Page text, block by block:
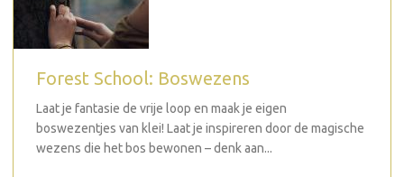
Forest School: Boswezens
Laat je fantasie de vrije loop en maak je eigen
boswezentjes van klei! Laat je inspireren door de magische
wezens die het bos bewonen – denk aan...